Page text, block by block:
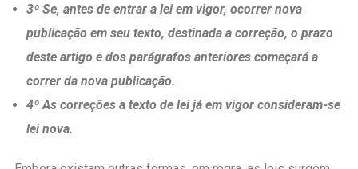
3º Se, antes de entrar a lei em vigor, ocorrer nova
publicação em seu texto, destinada a correção, o prazo
deste artigo e dos parágrafos anteriores começará a
correr da nova publicação.
4º As correções a texto de lei já em vigor consideram-se
lei nova.